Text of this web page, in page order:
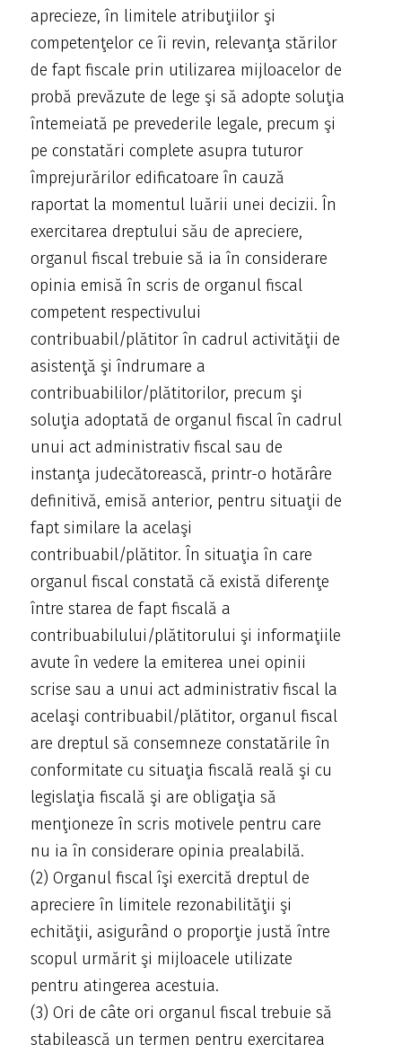
aprecieze, în limitele atribuţiilor şi
competenţelor ce îi revin, relevanţa stărilor
de fapt fiscale prin utilizarea mijloacelor de
probă prevăzute de lege şi să adopte soluţia
întemeiată pe prevederile legale, precum şi
pe constatări complete asupra tuturor
împrejurărilor edificatoare în cauză
raportat la momentul luării unei decizii. În
exercitarea dreptului său de apreciere,
organul fiscal trebuie să ia în considerare
opinia emisă în scris de organul fiscal
competent respectivului
contribuabil/plătitor în cadrul activităţii de
asistenţă şi îndrumare a
contribuabililor/plătitorilor, precum şi
soluţia adoptată de organul fiscal în cadrul
unui act administrativ fiscal sau de
instanţa judecătorească, printr-o hotărâre
definitivă, emisă anterior, pentru situaţii de
fapt similare la acelaşi
contribuabil/plătitor. În situaţia în care
organul fiscal constată că există diferenţe
între starea de fapt fiscală a
contribuabilului/plătitorului şi informaţiile
avute în vedere la emiterea unei opinii
scrise sau a unui act administrativ fiscal la
acelaşi contribuabil/plătitor, organul fiscal
are dreptul să consemneze constatările în
conformitate cu situaţia fiscală reală şi cu
legislaţia fiscală şi are obligaţia să
menţioneze în scris motivele pentru care
nu ia în considerare opinia prealabilă.
(2) Organul fiscal îşi exercită dreptul de
apreciere în limitele rezonabilităţii şi
echităţii, asigurând o proporţie justă între
scopul urmărit şi mijloacele utilizate
pentru atingerea acestuia.
(3) Ori de câte ori organul fiscal trebuie să
stabilească un termen pentru exercitarea